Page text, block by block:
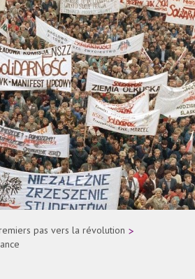
pas vers la révolution >